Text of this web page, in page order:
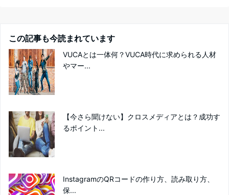
この記事も今読まれています
VUCAとは一体何？VUCA時代に求められる人材
やマー...
【今さら聞けない】クロスメディアとは？成功す
るポイント...
InstagramのQRコードの作り方、読み取り方、
保...